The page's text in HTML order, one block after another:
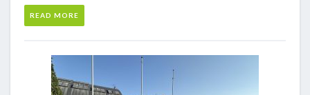
READ MORE